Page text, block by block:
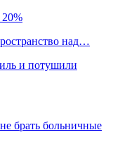
20%
над…
и потушили
брать больничные